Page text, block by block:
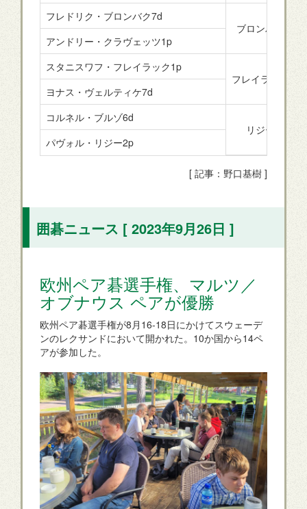
フレドリク・ブロンバク7d
ブロンバク
アンドリー・クラヴェッツ1p
スタニスワフ・フレイラック1p
フレイラック
ヨナス・ヴェルティケ7d
コルネル・ブルゾ6d
リジー
パヴォル・リジー2p
[ 記事：野口基樹 ]
囲碁ニュース [ 2023年9月26日 ]
欧州ペア碁選手権、マルツ／
オブナウス ペアが優勝
欧州ペア碁選手権が8月16-18日にかけてスウェーデ
ンのレクサンドにおいて開かれた。10か国から14ペ
アが参加した。